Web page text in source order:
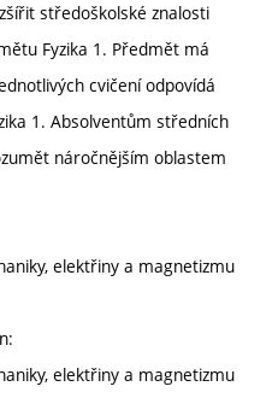
středoškolské znalosti
Fyzika 1. Předmět má
cvičení odpovídá
1. Absolventům středních
náročnějším oblastem
elektřiny a magnetizmu
elektřiny a magnetizmu